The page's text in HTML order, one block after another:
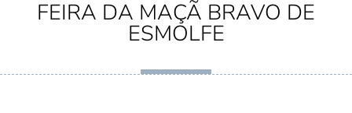
FEIRA DA MAÇÃ BRAVO DE
ESMOLFE